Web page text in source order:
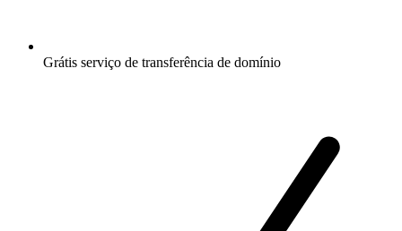
Grátis serviço de transferência de domínio